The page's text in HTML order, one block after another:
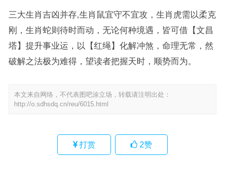
三大生肖吉凶并存,生肖鼠宜守不宜攻，生肖虎需以柔克
刚，生肖蛇则待时而动，无论何种境遇，皆可借【文昌
塔】提升事业运，以【红绳】化解冲煞，命理无常，然
破解之法极为难得，望读者把握天时，顺势而为。
本文来自网络，不代表图吧涂立场，转载请注明出处：
http://o.sdhsdq.cn/reu/6015.html
打赏 2赞